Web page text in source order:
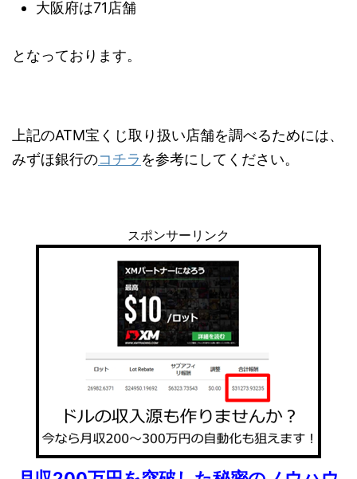
大阪府は71店舗
となっております。
上記のATM宝くじ取り扱い店舗を調べるためには、
みずほ銀行のコチラ を参考にしてください。
スポンサーリンク